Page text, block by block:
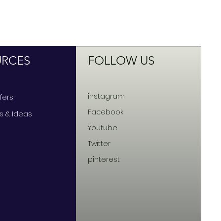
& Ideas
FOLLOW US
instagram
Facebook
Youtube
Twitter
pinterest